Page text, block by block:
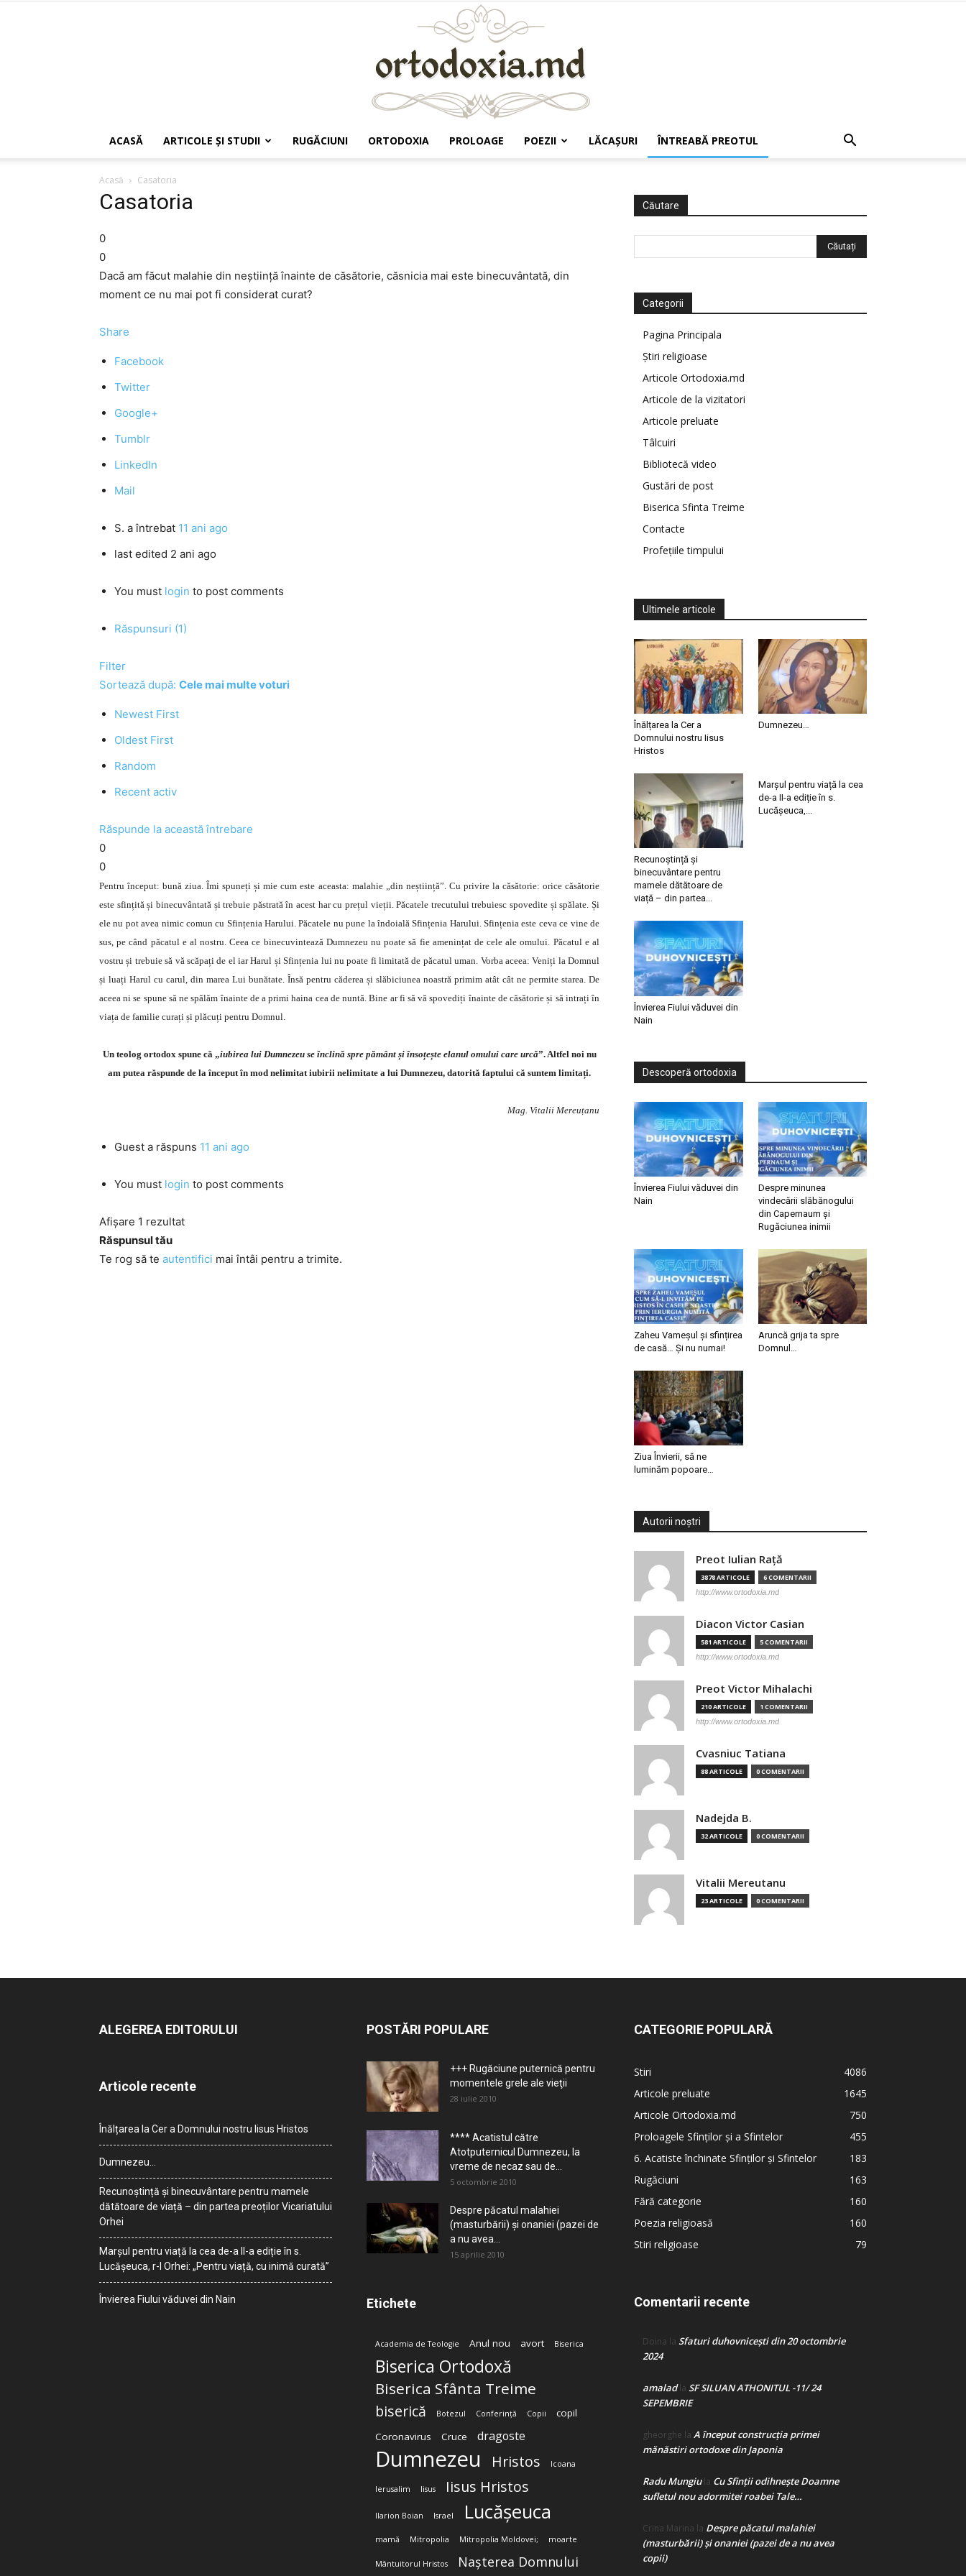
ACASĂ ARTICOLE ŞI STUDII RUGĂCIUNI ORTODOXIA PROLOAGE POEZII LĂCAŞURI ÎNTREABĂ PREOTUL
Acasă Casatoria
Casatoria
0
0
Dacă am făcut malahie din neștiință înainte de căsătorie, căsnicia mai este binecuvântată, din
moment ce nu mai pot fi considerat curat?
Share
Facebook
Twitter
Google+
Tumblr
LinkedIn
Mail
S. a întrebat 11 ani ago
last edited 2 ani ago
You must login to post comments
Răspunsuri (1)
Filter
Sortează după: Cele mai multe voturi
Newest First
Oldest First
Random
Recent activ
Răspunde la această întrebare
0
0
Pentru început: bună ziua. Îmi spuneți și mie cum este aceasta: malahie „din neștiință”. Cu privire la căsătorie: orice căsătorie
este sfințită și binecuvântată și trebuie păstrată în acest har cu prețul vieții. Păcatele trecutului trebuiesc spovedite și spălate. Și
ele nu pot avea nimic comun cu Sfințenia Harului. Păcatele nu pune la îndoială Sfințenia Harului. Sfințenia este ceva ce vine de
sus, pe când păcatul e al nostru. Ceea ce binecuvintează Dumnezeu nu poate să fie amenințat de cele ale omului. Păcatul e al
vostru și trebuie să vă scăpați de el iar Harul și Sfințenia lui nu poate fi limitată de păcatul uman. Vorba aceea: Veniți la Domnul
și luați Harul cu carul, din marea Lui bunătate. Însă pentru căderea și slăbiciunea noastră primim atât cât ne permite starea. De
aceea ni se spune să ne spălăm înainte de a primi haina cea de nuntă. Bine ar fi să vă spovediți înainte de căsătorie și să intrați în
viața de familie curați și plăcuți pentru Domnul.
Un teolog ortodox spune că „iubirea lui Dumnezeu se înclină spre pământ și însoțește elanul omului care urcă”. Altfel noi nu
am putea răspunde de la început în mod nelimitat iubirii nelimitate a lui Dumnezeu, datorită faptului că suntem limitați.
Mag. Vitalii Mereuțanu
Guest a răspuns 11 ani ago
You must login to post comments
Afișare 1 rezultat
Răspunsul tău
Te rog să te autentifici mai întâi pentru a trimite.
Căutare
Categorii
Pagina Principala
Știri religioase
Articole Ortodoxia.md
Articole de la vizitatori
Articole preluate
Tâlcuiri
Bibliotecă video
Gustări de post
Biserica Sfinta Treime
Contacte
Profețiile timpului
Ultimele articole
Înălțarea la Cer a
Domnului nostru Iisus
Hristos
Dumnezeu…
Recunoștință și
binecuvântare pentru
mamele dătătoare de
viață – din partea...
Marșul pentru viață la cea
de-a II-a ediție în s.
Lucășeuca,...
Învierea Fiului văduvei din
Nain
Descoperă ortodoxia
Învierea Fiului văduvei din
Nain
Despre minunea
vindecării slăbănogului
din Capernaum și
Rugăciunea inimii
Zaheu Vameșul și sfințirea
de casă… Și nu numai!
Aruncă grija ta spre
Domnul…
Ziua Învierii, să ne
luminăm popoare…
Autorii noștri
Preot Iulian Raţă
3878 ARTICOLE 6 COMENTARII
http://www.ortodoxia.md
Diacon Victor Casian
581 ARTICOLE 5 COMENTARII
http://www.ortodoxia.md
Preot Victor Mihalachi
210 ARTICOLE 1 COMENTARII
http://www.ortodoxia.md
Cvasniuc Tatiana
88 ARTICOLE 0 COMENTARII
Nadejda B.
32 ARTICOLE 0 COMENTARII
Vitalii Mereutanu
23 ARTICOLE 0 COMENTARII
ALEGEREA EDITORULUI
Articole recente
Înălțarea la Cer a Domnului nostru Iisus Hristos
Dumnezeu…
Recunoștință și binecuvântare pentru mamele
dătătoare de viață – din partea preoților Vicariatului
Orhei
Marșul pentru viață la cea de-a II-a ediție în s.
Lucășeuca, r-l Orhei: „Pentru viață, cu inimă curată”
Învierea Fiului văduvei din Nain
POSTĂRI POPULARE
+++ Rugăciune puternică pentru
momentele grele ale vieţii
28 iulie 2010
**** Acatistul către
Atotputernicul Dumnezeu, la
vreme de necaz sau de...
5 octombrie 2010
Despre păcatul malahiei
(masturbării) şi onaniei (pazei de
a nu avea...
15 aprilie 2010
Etichete
Academia de Teologie Anul nou avort Biserica
Biserica Ortodoxă
Biserica Sfânta Treime
biserică Botezul Conferință Copii
copil
Coronavirus
Cruce dragoste
Dumnezeu Hristos Icoana
Ierusalim Iisus Iisus Hristos
Ilarion Boian Israel Lucășeuca
mamă Mitropolia Mitropolia Moldovei; moarte
Mântuitorul Hristos Nașterea Domnului
CATEGORIE POPULARĂ
Stiri
4086
Articole preluate
1645
Articole Ortodoxia.md
750
Proloagele Sfinților și a Sfintelor
455
6. Acatiste închinate Sfinților și Sfintelor
183
Rugăciuni
163
Fără categorie
160
Poezia religioasă
160
Stiri religioase
79
Comentarii recente
Doina la Sfaturi duhovnicești din 20 octombrie
2024
amaladla SF SILUAN ATHONITUL -11/ 24
SEPEMBRIE
gheorghe la A început construcţia primei
mănăstiri ortodoxe din Japonia
Radu Mungiula Cu Sfinții odihnește Doamne
sufletul nou adormitei roabei Tale…
Crina Marina la Despre păcatul malahiei
(masturbării) şi onaniei (pazei de a nu avea
copii)